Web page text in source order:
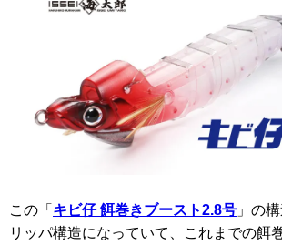
この「 キビ仔 餌巻きブースト2.8号 」の
リッパ構造になっていて、これまでの餌